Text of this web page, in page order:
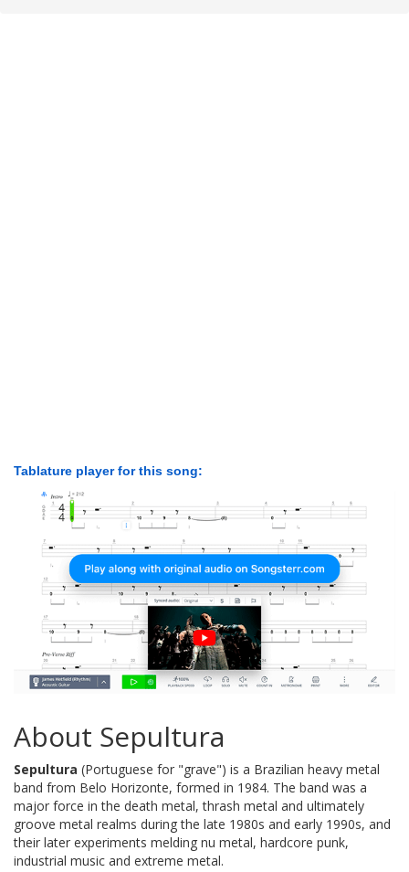
Tablature player for this song:
About Sepultura
Sepultura (Portuguese for "grave") is a Brazilian heavy metal
band from Belo Horizonte, formed in 1984. The band was a
major force in the death metal, thrash metal and ultimately
groove metal realms during the late 1980s and early 1990s, and
their later experiments melding nu metal, hardcore punk,
industrial music and extreme metal.